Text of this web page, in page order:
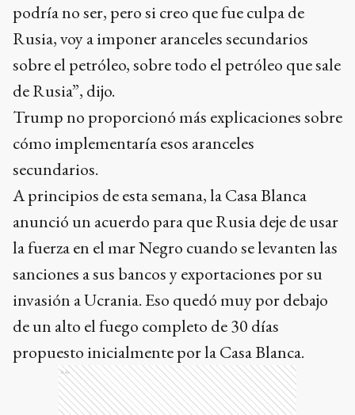
podría no ser, pero si creo que fue culpa de
Rusia, voy a imponer aranceles secundarios
sobre el petróleo, sobre todo el petróleo que sale
de Rusia”, dijo.
Trump no proporcionó más explicaciones sobre
cómo implementaría esos aranceles
secundarios.
A principios de esta semana, la Casa Blanca
anunció un acuerdo para que Rusia deje de usar
la fuerza en el mar Negro cuando se levanten las
sanciones a sus bancos y exportaciones por su
invasión a Ucrania. Eso quedó muy por debajo
de un alto el fuego completo de 30 días
propuesto inicialmente por la Casa Blanca.
Ads